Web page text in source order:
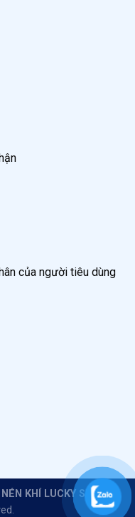
của người tiêu dùng
KHÍ LUCKY SUNAll